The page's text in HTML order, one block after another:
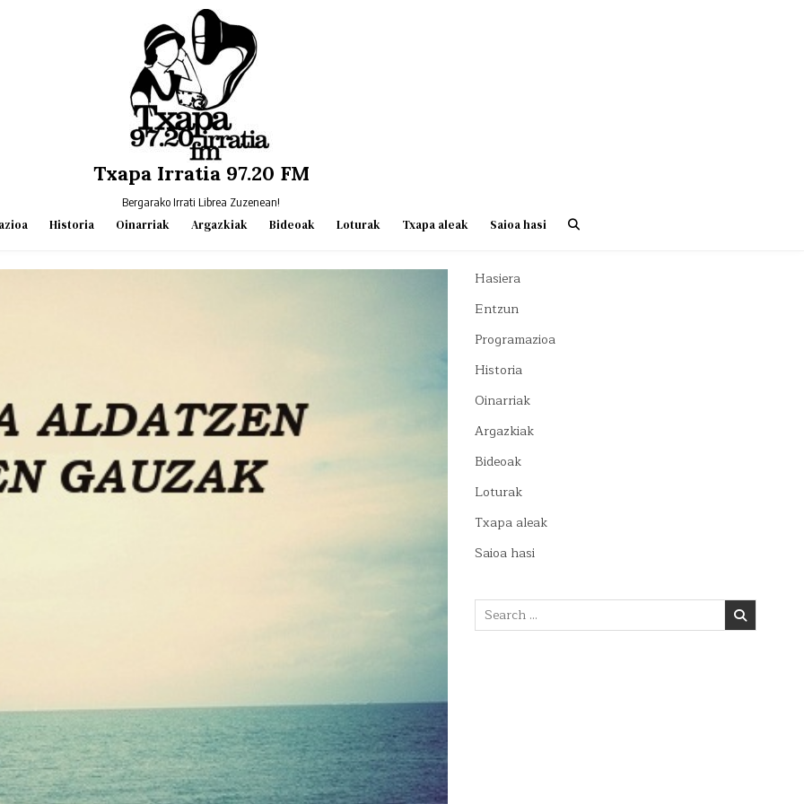
Txapa Irratia 97.20 FM
Bergarako Irrati Librea Zuzenean!
Historia Oinarriak Argazkiak Bideoak Loturak Txapa aleak Saioa hasi
Hasiera
Entzun
Programazioa
Historia
Oinarriak
Argazkiak
Bideoak
Loturak
Txapa aleak
Saioa hasi
Search
for: